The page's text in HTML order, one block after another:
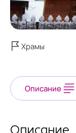
Храмы
Описание
Описание